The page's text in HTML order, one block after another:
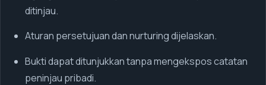
ditinjau.
Aturan persetujuan dan nurturing dijelaskan.
Bukti dapat ditunjukkan tanpa mengekspos catatan
peninjau pribadi.